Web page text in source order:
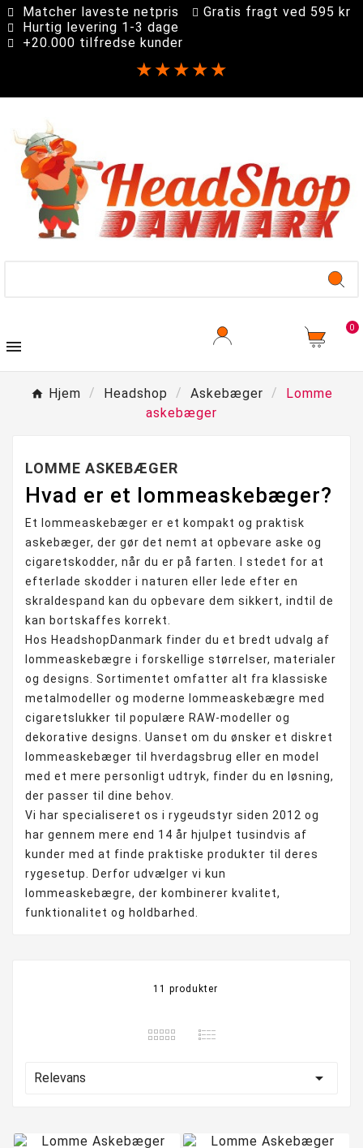
Matcher laveste netpris
Gratis fragt ved 595 kr
Hurtig levering 1-3 dage
+20.000 tilfredse kunder
★★★★★

0
Hjem Headshop Askebæger
Lomme
askebæger
LOMME ASKEBÆGER
Hvad er et lommeaskebæger?
Et lommeaskebæger er et kompakt og praktisk
askebæger, der gør det nemt at opbevare aske og
cigaretskodder, når du er på farten. I stedet for at
efterlade skodder i naturen eller lede efter en
skraldespand kan du opbevare dem sikkert, indtil de
kan bortskaffes korrekt.
Hos HeadshopDanmark finder du et bredt udvalg af
lommeaskebægre i forskellige størrelser, materialer
og designs. Sortimentet omfatter alt fra klassiske
metalmodeller og moderne lommeaskebægre med
cigaretslukker til populære RAW-modeller og
dekorative designs. Uanset om du ønsker et diskret
lommeaskebæger til hverdagsbrug eller en model
med et mere personligt udtryk, finder du en løsning,
der passer til dine behov.
Vi har specialiseret os i rygeudstyr siden 2012 og
har gennem mere end 14 år hjulpet tusindvis af
kunder med at finde praktiske produkter til deres
rygesetup. Derfor udvælger vi kun
lommeaskebægre, der kombinerer kvalitet,
funktionalitet og holdbarhed.
11 produkter
Relevans 